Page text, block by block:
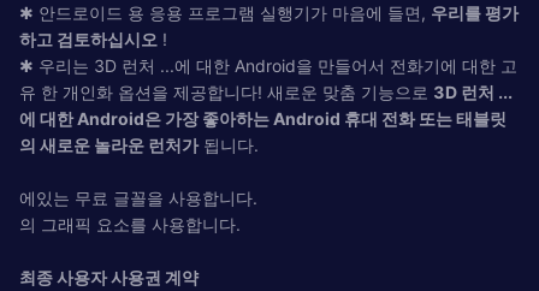
✱ 안드로이드 용 응용 프로그램 실행기가 마음에 들면, 우리를 평가
하고 검토하십시오 !
✱ 우리는 3D 런처 ...에 대한 Android을 만들어서 전화기에 대한 고
유 한 개인화 옵션을 제공합니다! 새로운 맞춤 기능으로 3D 런처 ...
에 대한 Android은 가장 좋아하는 Android 휴대 전화 또는 태블릿
의 새로운 놀라운 런처가됩니다.
에있는 무료 글꼴을 사용합니다.
의 그래픽 요소를 사용합니다.
최종 사용자 사용권 계약